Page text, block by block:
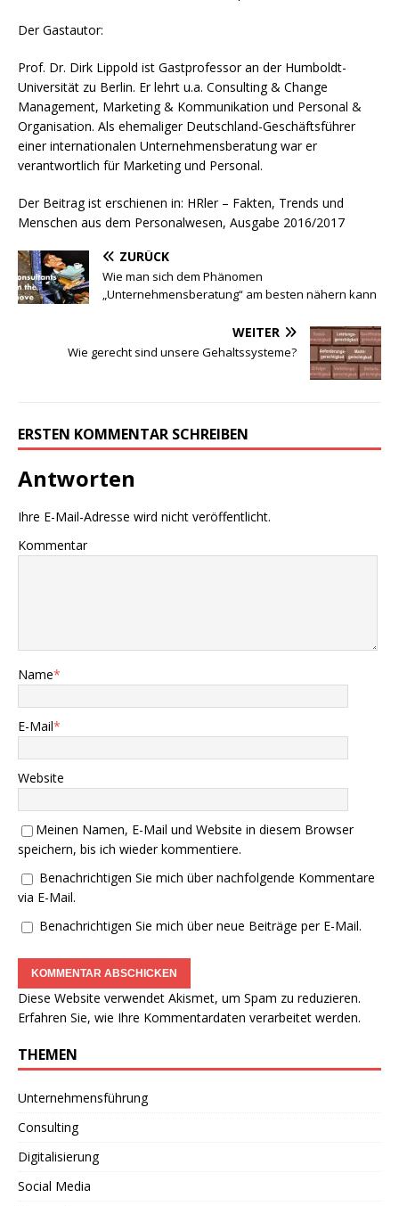
Der Gastautor:
Prof. Dr. Dirk Lippold ist Gastprofessor an der Humboldt-
Universität zu Berlin. Er lehrt u.a. Consulting & Change
Management, Marketing & Kommunikation und Personal &
Organisation. Als ehemaliger Deutschland-Geschäftsführer
einer internationalen Unternehmensberatung war er
verantwortlich für Marketing und Personal.
Der Beitrag ist erschienen in: HRler – Fakten, Trends und
Menschen aus dem Personalwesen, Ausgabe 2016/2017
ZURÜCK
Wie man sich dem Phänomen
„Unternehmensberatung“ am besten nähern kann
WEITER
Wie gerecht sind unsere Gehaltssysteme?
ERSTEN KOMMENTAR SCHREIBEN
Antworten
Ihre E-Mail-Adresse wird nicht veröffentlicht.
Kommentar
Name*
E-Mail*
Website
Meinen Namen, E-Mail und Website in diesem Browser
speichern, bis ich wieder kommentiere.
Benachrichtigen Sie mich über nachfolgende Kommentare
via E-Mail.
Benachrichtigen Sie mich über neue Beiträge per E-Mail.
Diese Website verwendet Akismet, um Spam zu reduzieren.
Erfahren Sie, wie Ihre Kommentardaten verarbeitet werden.
THEMEN
Unternehmensführung
Consulting
Digitalisierung
Social Media